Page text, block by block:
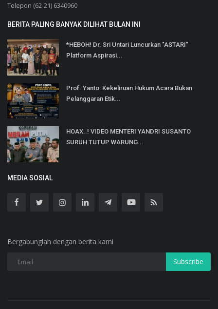
Telepon (62-21) 6340960
BERITA PALING BANYAK DILIHAT BULAN INI
*HEBOH! Dr. Sri Untari Luncurkan "ASTARI"
Platform Aspirasi...
Prof. Yanto: Kekeliruan Hukum Acara Bukan
Pelanggaran Etik...
HOAX..! VIDEO MENTERI YANDRI SUSANTO
SURUH TUTUP WARUNG...
MEDIA SOSIAL
Bergabunglah dengan berita kami
Subscribe